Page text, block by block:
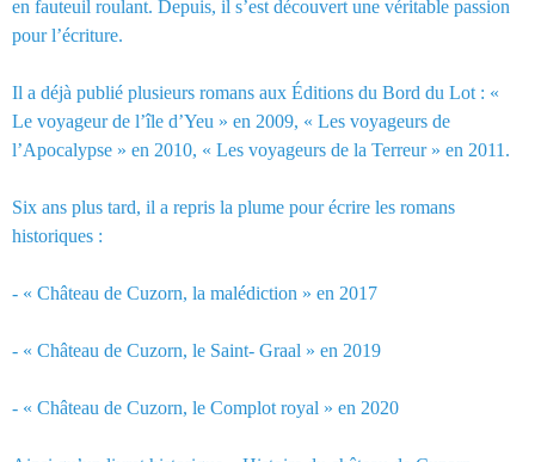
en fauteuil roulant. Depuis, il s’est découvert une véritable passion
pour l’écriture.
Il a déjà publié plusieurs romans aux Éditions du Bord du Lot : «
Le voyageur de l’île d’Yeu » en 2009, « Les voyageurs de
l’Apocalypse » en 2010, « Les voyageurs de la Terreur » en 2011.
Six ans plus tard, il a repris la plume pour écrire les romans
historiques :
- « Château de Cuzorn, la malédiction » en 2017
- « Château de Cuzorn, le Saint- Graal » en 2019
- « Château de Cuzorn, le Complot royal » en 2020